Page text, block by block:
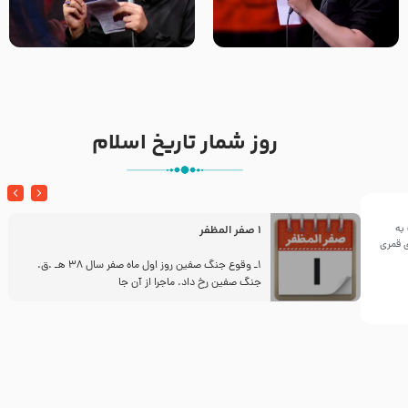
تک ، عبّاس، صاحب دل‌هاست –
حاج حنیف طاهری – عزاداری شب
من غلام نوکراتم من عاشق
کربلاتم – شور زمینه – شب هفتم
سال ۱۴۴۲هجری قمری
روز شمار تاریخ اسلام
1 صفر المظفر
1ـ وقوع جنگ صفین روز اول ماه صفر سال 38 هـ .ق.
جنگ صفین رخ داد. ماجرا از آن جا